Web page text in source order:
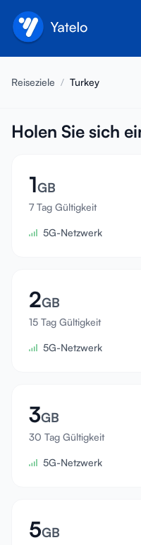
Über uns
Freund empfehlen
Partner werden
Hilfezentrum
Support
Gerätekompatibilität
Anmelden
Reiseziele / Turkey
Holen Sie sich
1GB
7 Tag Gültigkeit
5G-Netzwerk
2GB
15 Tag Gültigkeit
5G-Netzwerk
3GB
30 Tag Gültigkeit
5G-Netzwerk
5GB